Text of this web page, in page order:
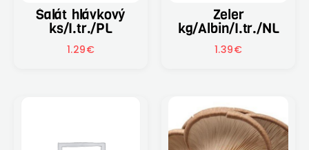
Šalát hlávkový
ks/I.tr./PL
1.29€
Zeler
kg/Albin/I.tr./NL
1.39€